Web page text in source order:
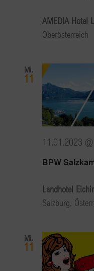
AMEDIA Hotel
Oberösterreich
Mi.
11
BPW
11.01.2023
Landhotel
Salzburg,
Mi.
11